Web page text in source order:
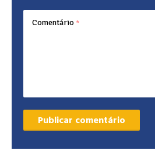
Comentário *